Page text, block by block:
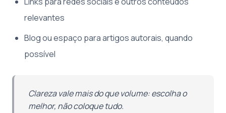
relevantes
Blog ou espaço para artigos autorais, quando
possível
Clareza vale mais do que volume: escolha o
melhor, não coloque tudo.